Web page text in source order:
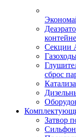
Секции
сброс
Затвор